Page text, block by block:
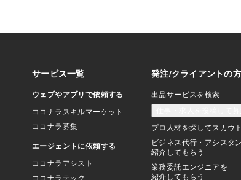
ひとつひとつに丁寧に触れなが
そっと灯りで照らすように言葉
派手な未来予言ではなく、
“暮らしの手触りに馴染む鑑定”